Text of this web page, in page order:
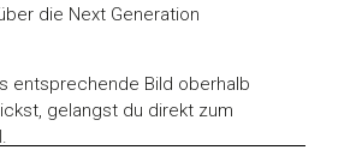
die Next Generation
entsprechende Bild oberhalb
gelangst du direkt zum